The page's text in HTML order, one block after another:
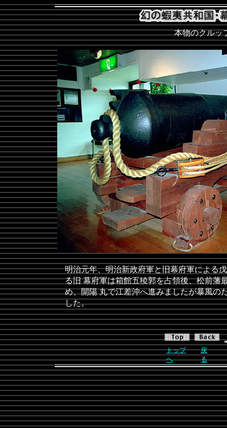
本物のクルッ
明治元年、明治新政府軍と旧幕府軍による
る旧 幕府軍は箱館五稜郭を占領後、松前藩
め、開陽 丸で江差沖へ進みましたが暴風の
した。
トップ
へ
戻
る